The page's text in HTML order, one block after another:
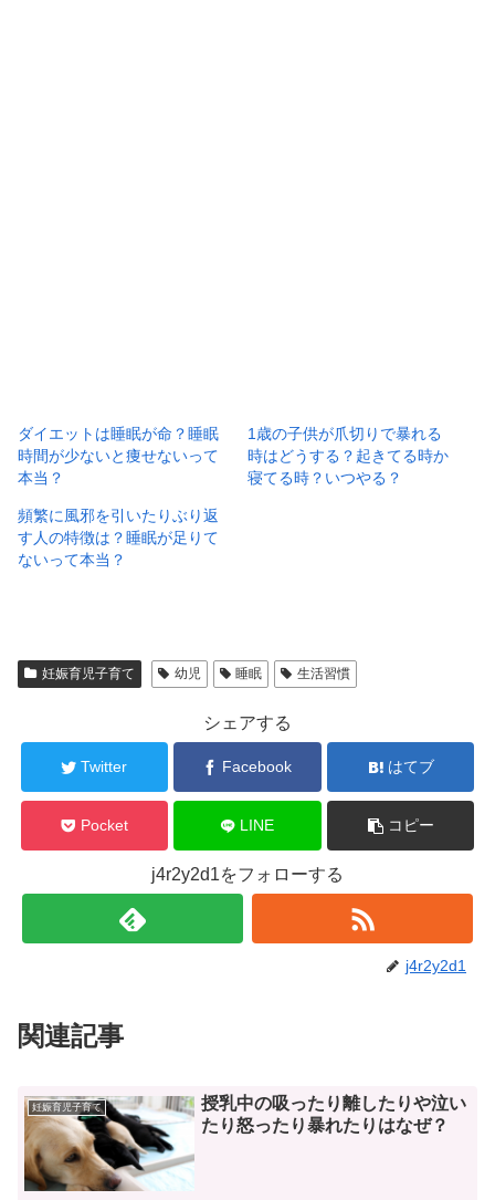
ダイエットは睡眠が命？睡眠
時間が少ないと痩せないって
本当？
1歳の子供が爪切りで暴れる
時はどうする？起きてる時か
寝てる時？いつやる？
頻繁に風邪を引いたりぶり返
す人の特徴は？睡眠が足りて
ないって本当？
妊娠育児子育て 幼児 睡眠 生活習慣
シェアする
Twitter Facebook はてブ
Pocket LINE コピー
j4r2y2d1をフォローする
j4r2y2d1
関連記事
妊娠育児子育て
授乳中の吸ったり離したりや泣い
たり怒ったり暴れたりはなぜ？